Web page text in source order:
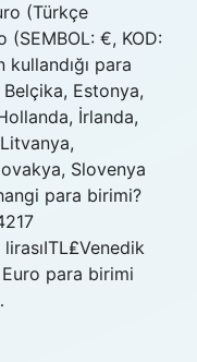
(Türkçe
€, KOD:
kullandığı para
Estonya,
İrlanda,
Slovenya
para birimi?
Euro para birimi